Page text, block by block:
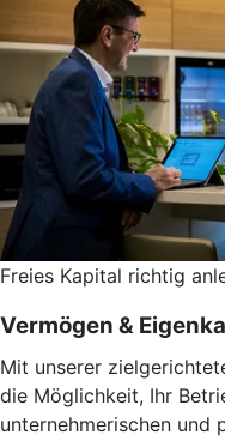
Freies Kapital richtig
Vermögen &
Mit unserer
die Möglichkeit, Ihr
unternehmerischen und